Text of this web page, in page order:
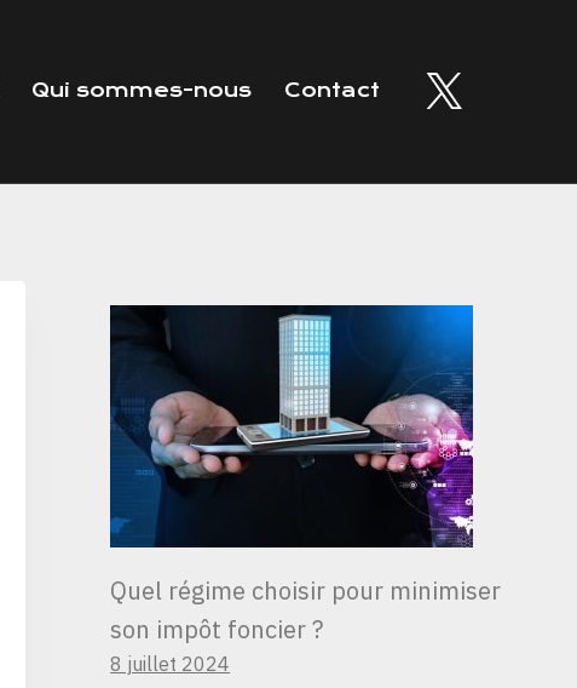
Qui sommes-nous Contact
Quel régime choisir pour minimiser
son impôt foncier ?
8 juillet 2024